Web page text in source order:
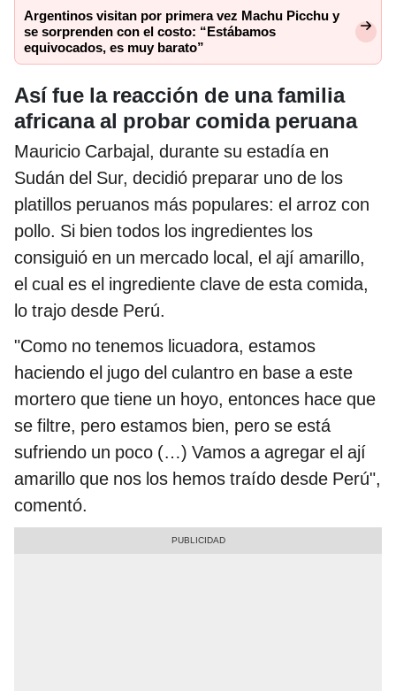
Argentinos visitan por primera vez Machu Picchu y
se sorprenden con el costo: “Estábamos
equivocados, es muy barato”
Así fue la reacción de una familia
africana al probar comida peruana
Mauricio Carbajal, durante su estadía en
Sudán del Sur, decidió preparar uno de los
platillos peruanos más populares: el arroz con
pollo. Si bien todos los ingredientes los
consiguió en un mercado local, el ají amarillo,
el cual es el ingrediente clave de esta comida,
lo trajo desde Perú.
"Como no tenemos licuadora, estamos
haciendo el jugo del culantro en base a este
mortero que tiene un hoyo, entonces hace que
se filtre, pero estamos bien, pero se está
sufriendo un poco (…) Vamos a agregar el ají
amarillo que nos los hemos traído desde Perú",
comentó.